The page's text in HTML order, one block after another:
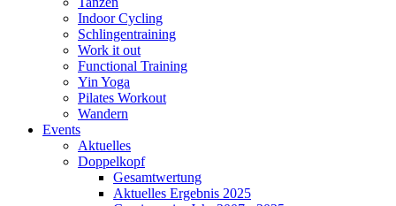
Indoor Cycling
Schlingentraining
Work it out
Functional Training
Yin Yoga
Pilates Workout
Wandern
Events
Aktuelles
Doppelkopf
Gesamtwertung
Aktuelles Ergebnis 2025